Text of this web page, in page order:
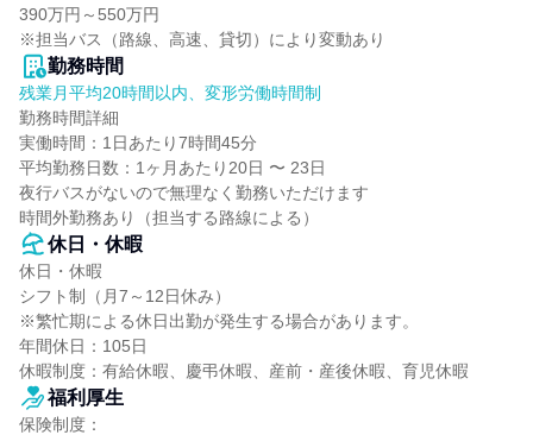
390万円～550万円
※担当バス（路線、高速、貸切）により変動あり
勤務時間
残業月平均20時間以内、変形労働時間制
勤務時間詳細
実働時間：1日あたり7時間45分
平均勤務日数：1ヶ月あたり20日 〜 23日
夜行バスがないので無理なく勤務いただけます
時間外勤務あり（担当する路線による）
休日・休暇
休日・休暇
シフト制（月7～12日休み）
※繁忙期による休日出勤が発生する場合があります。
年間休日：105日
休暇制度：有給休暇、慶弔休暇、産前・産後休暇、育児休暇
福利厚生
保険制度：